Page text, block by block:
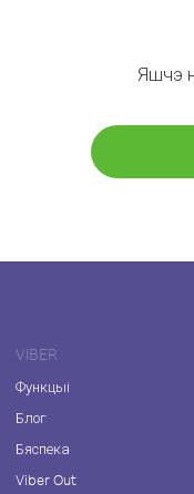
Яшчэ
VIBER
Функцыі
Блог
Бяспека
Viber Out